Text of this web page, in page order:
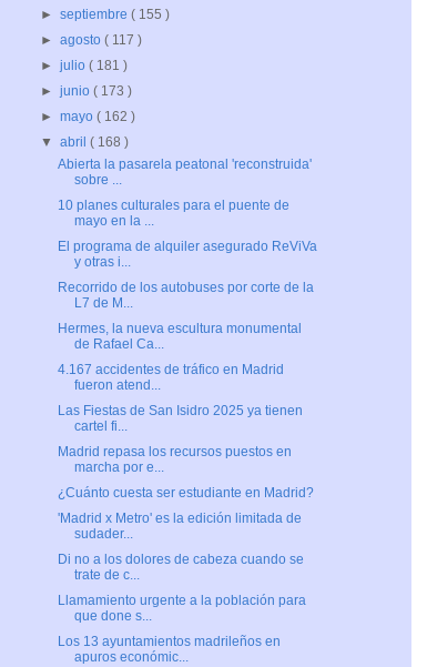
►septiembre( 155 )
►agosto( 117 )
►julio( 181 )
►junio( 173 )
►mayo( 162 )
▼abril( 168 )
Abierta la pasarela peatonal 'reconstruida'
sobre ...
10 planes culturales para el puente de
mayo en la ...
El programa de alquiler asegurado ReViVa
y otras i...
Recorrido de los autobuses por corte de la
L7 de M...
Hermes, la nueva escultura monumental
de Rafael Ca...
4.167 accidentes de tráfico en Madrid
fueron atend...
Las Fiestas de San Isidro 2025 ya tienen
cartel fi...
Madrid repasa los recursos puestos en
marcha por e...
¿Cuánto cuesta ser estudiante en Madrid?
'Madrid x Metro' es la edición limitada de
sudader...
Di no a los dolores de cabeza cuando se
trate de c...
Llamamiento urgente a la población para
que done s...
Los 13 ayuntamientos madrileños en
apuros económic...